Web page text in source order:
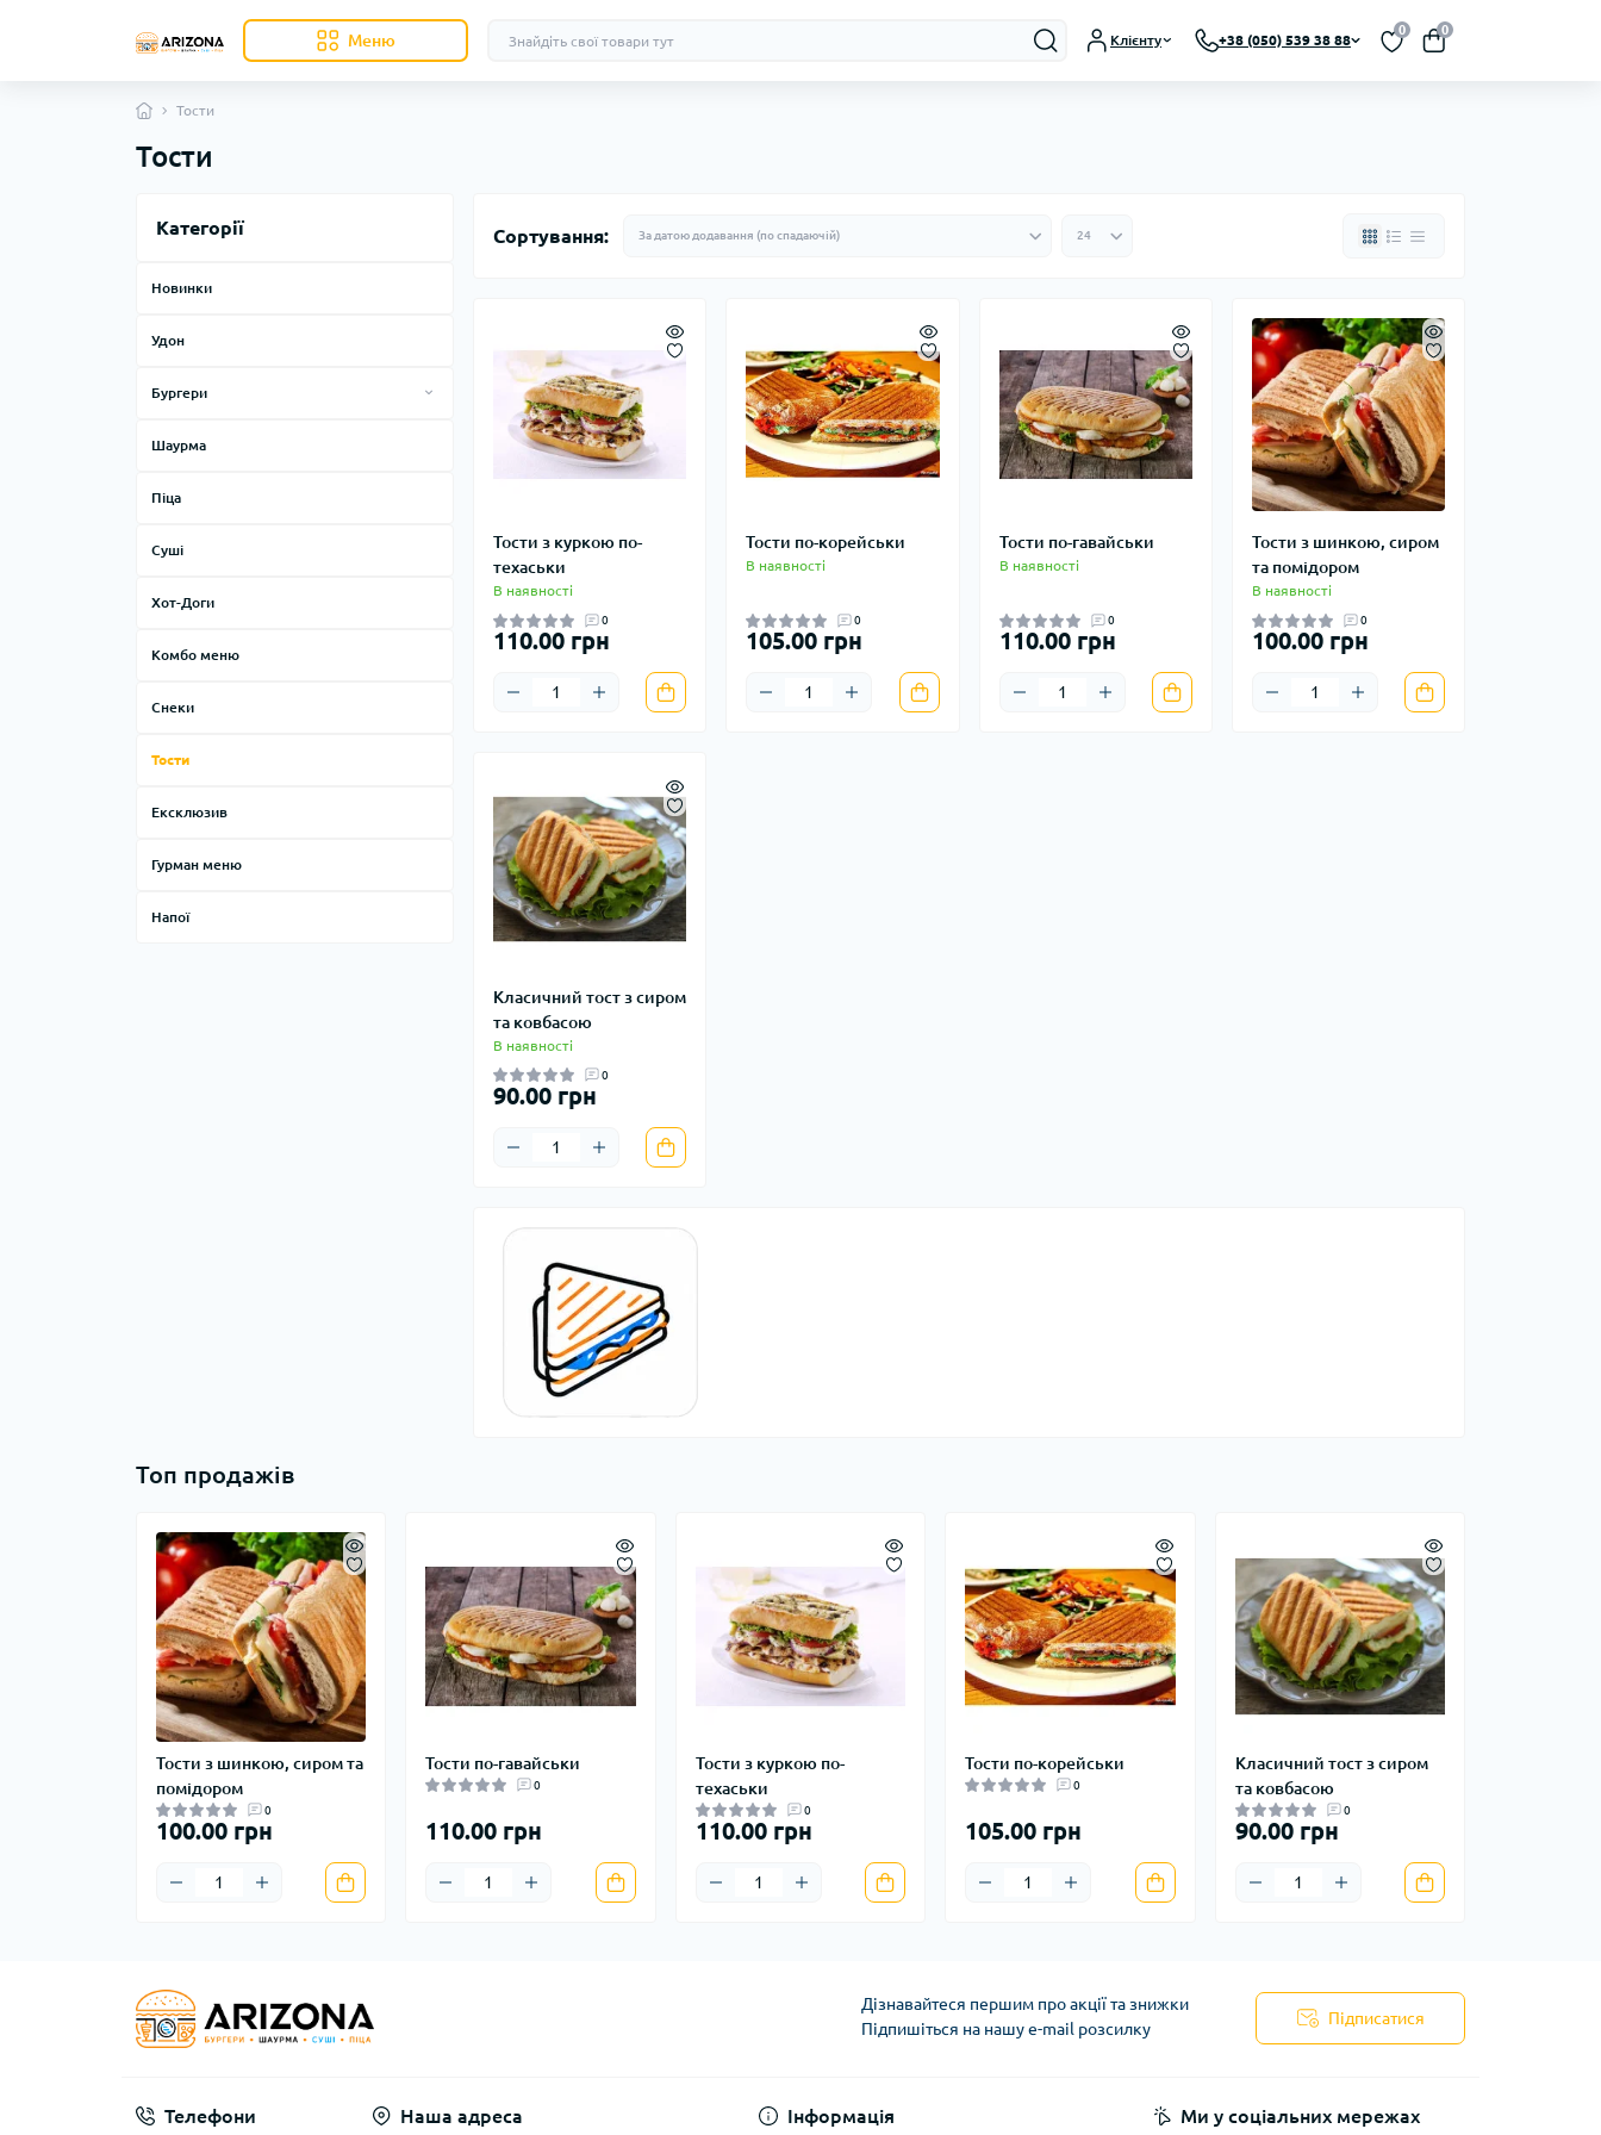
Меню Клієнту +38 (050) 539 38 88
0 0
Тости
Тости
Категорії
Новинки
Удон
Бургери
Шаурма
Піца
Суші
Хот-Доги
Комбо меню
Снеки
Тости
Ексклюзив
Гурман меню
Напої
Сортування:
Тости з куркою по-
техаськи
В наявності
0
110.00 грн
Тости по-корейськи
В наявності
0
105.00 грн
Тости по-гавайськи
В наявності
0
110.00 грн
Тости з шинкою, сиром
та помідором
В наявності
0
100.00 грн
Класичний тост з сиром
та ковбасою
В наявності
0
90.00 грн
Топ продажів
Тости з шинкою, сиром та
помідором
0
100.00 грн
Тости по-гавайськи
0
110.00 грн
Тости з куркою по-
техаськи
0
110.00 грн
Тости по-корейськи
0
105.00 грн
Класичний тост з сиром
та ковбасою
0
90.00 грн
Дізнавайтеся першим про акції та знижки
Підпишіться на нашу e-mail розсилку
Підписатися
Телефони Наша адреса Інформація Ми у соціальних мережах